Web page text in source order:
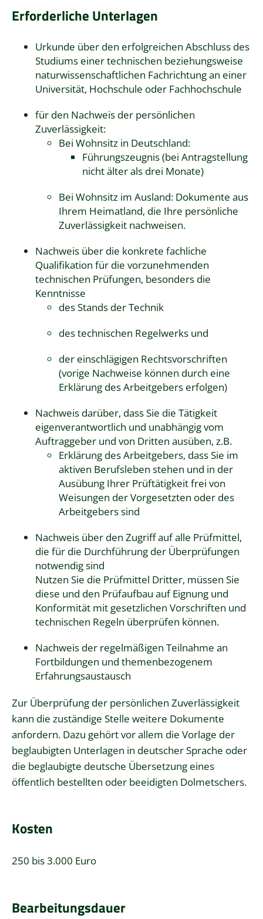
Erforderliche Unterlagen
Urkunde über den erfolgreichen Abschluss des
Studiums einer technischen beziehungsweise
naturwissenschaftlichen Fachrichtung an einer
Universität, Hochschule oder Fachhochschule
für den Nachweis der persönlichen
Zuverlässigkeit:
Bei Wohnsitz in Deutschland:
Führungszeugnis(bei Antragstellung
nicht älter als drei Monate)
Bei Wohnsitz im Ausland: Dokumente aus
Ihrem Heimatland, die Ihre persönliche
Zuverlässigkeit nachweisen.
Nachweis über die konkrete fachliche
Qualifikation für die vorzunehmenden
technischen Prüfungen, besonders die
Kenntnisse
des Stands der Technik
des technischen Regelwerks und
der einschlägigen Rechtsvorschriften
(vorige Nachweise können durch eine
Erklärung des Arbeitgebers erfolgen)
Nachweis darüber, dass Sie die Tätigkeit
eigenverantwortlich und unabhängig vom
Auftraggeber und von Dritten ausüben, z.B.
Erklärung des Arbeitgebers, dass Sie im
aktiven Berufsleben stehen und in der
Ausübung Ihrer Prüftätigkeit frei von
Weisungen der Vorgesetzten oder des
Arbeitgebers sind
Nachweis über den Zugriff auf alle Prüfmittel,
die für die Durchführung der Überprüfungen
notwendig sind
Nutzen Sie die Prüfmittel Dritter, müssen Sie
diese und den Prüfaufbau auf Eignung und
Konformität mit gesetzlichen Vorschriften und
technischen Regeln überprüfen können.
Nachweis der regelmäßigen Teilnahme an
Fortbildungen und themenbezogenem
Erfahrungsaustausch
Zur Überprüfung der persönlichen Zuverlässigkeit
kann die zuständige Stelle weitere Dokumente
anfordern. Dazu gehört vor allem die Vorlage der
beglaubigten Unterlagen in deutscher Sprache oder
die beglaubigte deutsche Übersetzung eines
öffentlich bestellten oder beeidigten Dolmetschers.
Kosten
250 bis 3.000 Euro
Bearbeitungsdauer